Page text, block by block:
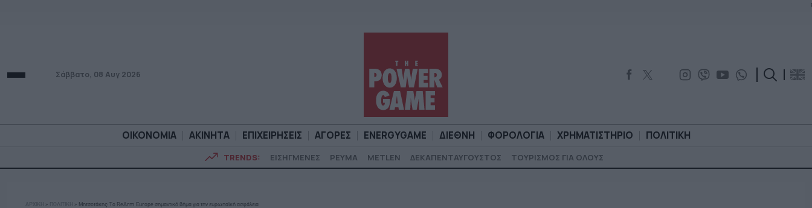
Σάββατο, 08 Αυγ 2026
ΟΙΚΟΝΟΜΙΑ ΑΚΙΝΗΤΑ ΕΠΙΧΕΙΡΗΣΕΙΣ ΑΓΟΡΕΣ ENERGYGAME ΔΙΕΘΝΗ ΦΟΡΟΛΟΓΙΑ ΧΡΗΜΑΤΙΣΤΗΡΙΟ ΠΟΛΙΤΙΚΗ
TRENDS: ΕΙΣΗΓΜΕΝΕΣ ΡΕΥΜΑ METLEN ΔΕΚΑΠΕΝΤΑΥΓΟΥΣΤΟΣ ΤΟΥΡΙΣΜΟΣ ΓΙΑ ΟΛΟΥΣ
ΟΙΚΟΝΟΜΙΑ ΑΚΙΝΗΤΑ
ΑΡΧΙΚΗ » ΠΟΛΙΤΙΚΗ » Μητσοτάκης: Το ReArm Europe σημαντικό βήμα για την ευρωπαϊκή ασφάλεια